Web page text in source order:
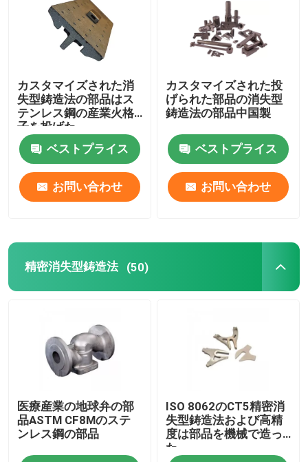
電力の付属品
CNCフライス部品
CNCは部品を回した
CNCの回転製粉の部品
カスタマイズされた消
失型鋳造法の部品はス
テンレス鋼の産業火格
子を投げた
ベストプライス
お問い合わせ
カスタマイズされた投
げられた部品の消失型
鋳造法の部品中国製
ベストプライス
お問い合わせ
精密消失型鋳造法 (50)
医療産業の地球弁の部
品ASTM CF8Mのステ
ンレス鋼の部品
ISO 8062のCT5精密消
失型鋳造法および高精
度は部品を機械で造っ
た